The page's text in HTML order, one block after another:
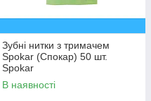
Зубні нитки з тримачем
Spokar (Спокар) 50 шт.
Spokar
В наявності